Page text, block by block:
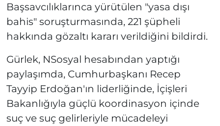
Başsavcılıklarınca yürütülen "yasa dışı
bahis" soruşturmasında, 221 şüpheli
hakkında gözaltı kararı verildiğini bildirdi.
Gürlek, NSosyal hesabından yaptığı
paylaşımda, Cumhurbaşkanı Recep
Tayyip Erdoğan'ın liderliğinde, İçişleri
Bakanlığıyla güçlü koordinasyon içinde
suç ve suç gelirleriyle mücadeleyi